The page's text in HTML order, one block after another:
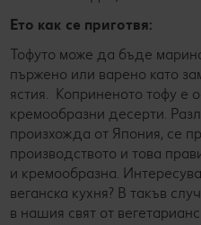
Ето как се приготвя:
Тофуто може да бъде
пържено или варено като
ястия. Коприненото тофу е
кремообразни десерти.
произхожда от Япония, се
производството и това
и кремообразна.
веганска кухня? В такъв
в нашия свят от